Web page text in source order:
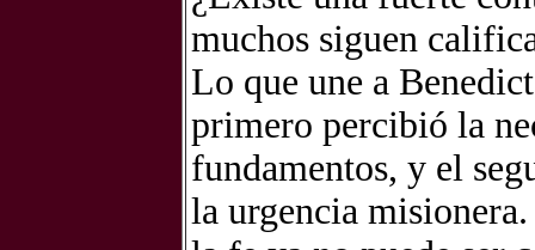
muchos siguen
Lo que une a
primero percibió la
fundamentos, y el
la urgencia